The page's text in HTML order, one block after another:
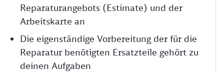
Reparaturangebots (Estimate) und der
Arbeitskarte an
Die eigenständige Vorbereitung der für die
Reparatur benötigten Ersatzteile gehört zu
deinen Aufgaben